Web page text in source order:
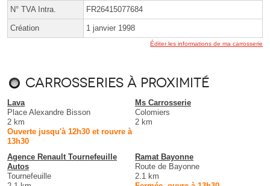
N° TVA Intra. FR26415077684
Création 1 janvier 1998
Éditer les informations de ma carrosserie
Carrosseries à proximité
Lava
Place Alexandre Bisson
2 km
Ouverte jusqu'à 12h30 et rouvre à
13h30
Ms Carrosserie
Colomiers
2 km
Agence Renault Tournefeuille
Autos
Tournefeuille
Ramat Bayonne
Route de Bayonne
2.1 km